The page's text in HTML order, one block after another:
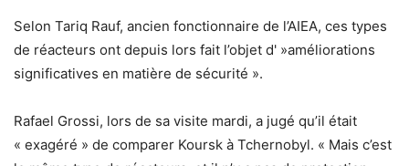
Selon Tariq Rauf, ancien fonctionnaire de l’AIEA, ces types
de réacteurs ont depuis lors fait l’objet d' »améliorations
significatives en matière de sécurité ».
Rafael Grossi, lors de sa visite mardi, a jugé qu’il était
« exagéré » de comparer Koursk à Tchernobyl. « Mais c’est